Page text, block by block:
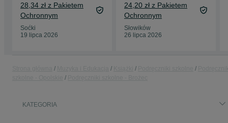
28,34 zł z Pakietem
Ochronnym
Soćki
19 lipca 2026
24,20 zł z Pakietem
Ochronnym
Słowików
26 lipca 2026
KATEGORIA